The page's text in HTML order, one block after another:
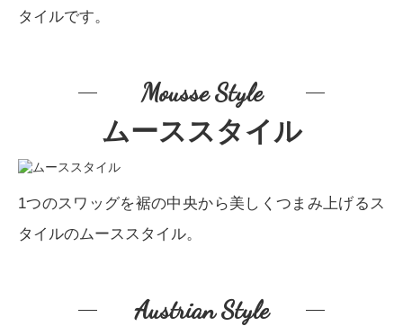
タイルです。
Mousse Style
ムーススタイル
1つのスワッグを裾の中央から美しくつまみ上げるス
タイルのムーススタイル。
Austrian Style